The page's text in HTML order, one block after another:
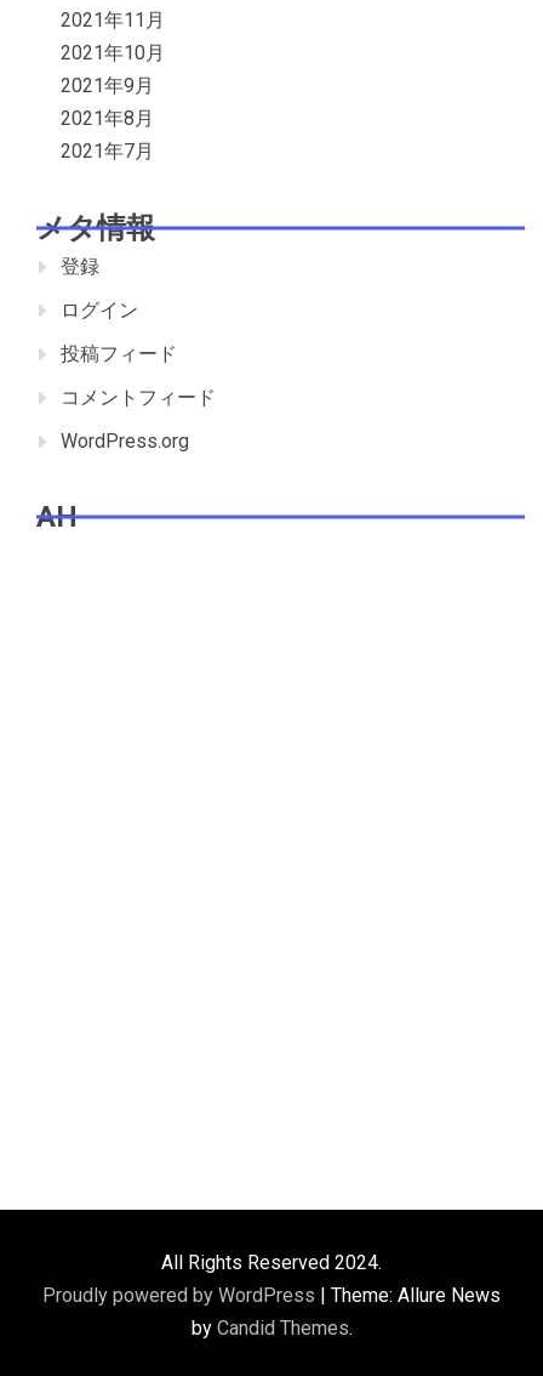
2021年11月
2021年10月
2021年9月
2021年8月
2021年7月
メタ情報
登録
ログイン
投稿フィード
コメントフィード
WordPress.org
AH
All Rights Reserved 2024.
Proudly powered by WordPress | Theme: Allure News
by Candid Themes.